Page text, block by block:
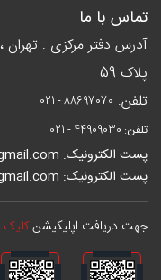
تماس با ما
آدرس دفتر مرکزی : تهران
پلاک 59
تلفن: 021 - 88697070
تلفن: 021 - 44909030
پست الکترونیک: Info_alutechsistem@gmail.com
پست الکترونیک: Amirzibakerdar@gmail.com
جهت دریافت اپلیکیشنکلیک